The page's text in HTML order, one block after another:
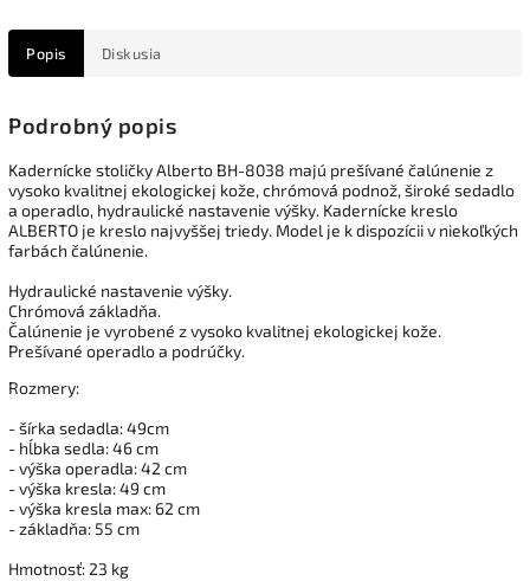
Popis Diskusia
Podrobný popis
Kadernícke stoličky Alberto BH-8038 majú prešívané čalúnenie z
vysoko kvalitnej ekologickej kože, chrómová podnož, široké sedadlo
a operadlo, hydraulické nastavenie výšky. Kadernícke kreslo
ALBERTO je kreslo najvyššej triedy. Model je k dispozícii v niekoľkých
farbách čalúnenie.
Hydraulické nastavenie výšky.
Chrómová základňa.
Čalúnenie je vyrobené z vysoko kvalitnej ekologickej kože.
Prešívané operadlo a podrúčky.
Rozmery:
- šírka sedadla: 49cm
- hĺbka sedla: 46 cm
- výška operadla: 42 cm
- výška kresla: 49 cm
- výška kresla max: 62 cm
- základňa: 55 cm
Hmotnosť: 23 kg